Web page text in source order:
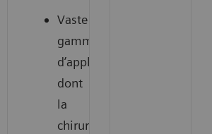
Vaste
gamme
d’applications,
dont
la
chirurgie